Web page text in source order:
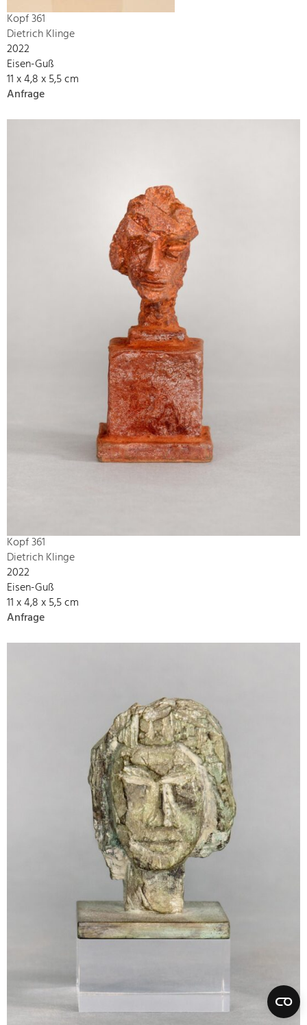
Kopf 361
Dietrich Klinge
2022
Eisen-Guß
11 x 4,8 x 5,5 cm
Anfrage
Kopf 361
Dietrich Klinge
2022
Eisen-Guß
11 x 4,8 x 5,5 cm
Anfrage